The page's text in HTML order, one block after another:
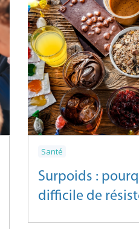
Santé
Surpoids :
difficile de